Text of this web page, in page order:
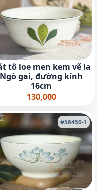
tô loe men kem vẽ la
Ngò gai, đường kính
16cm
130,000
#56450-1